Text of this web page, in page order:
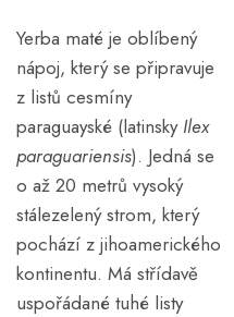
Yerba maté je oblíbený
nápoj, který se připravuje
z listů cesmíny
paraguayské (latinsky Ilex
paraguariensis). Jedná se
o až 20 metrů vysoký
stálezelený strom, který
pochází z jihoamerického
kontinentu. Má střídavě
uspořádané tuhé listy